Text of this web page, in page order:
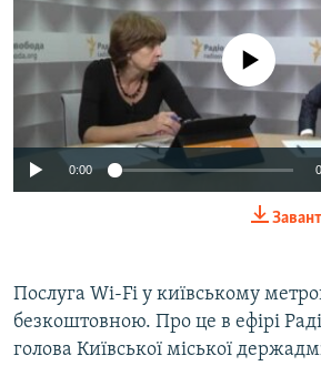
ВСЕ ЗА ДЕНЬ
СПЕЦПРОЕКТИ
ДЕПОРТАЦІЯ
ВІДЕОУРОКИ «ELIFBE»
СВІДЧЕННЯ ОКУПАЦІЇ
ЯК ОБІЙТИ БЛОКУВАННЯ
Русский
Qırımtatar
No media source
0:00
Послуга Wi-Fi у київському
безкоштовною. Про це в ефірі
голова Київської міської